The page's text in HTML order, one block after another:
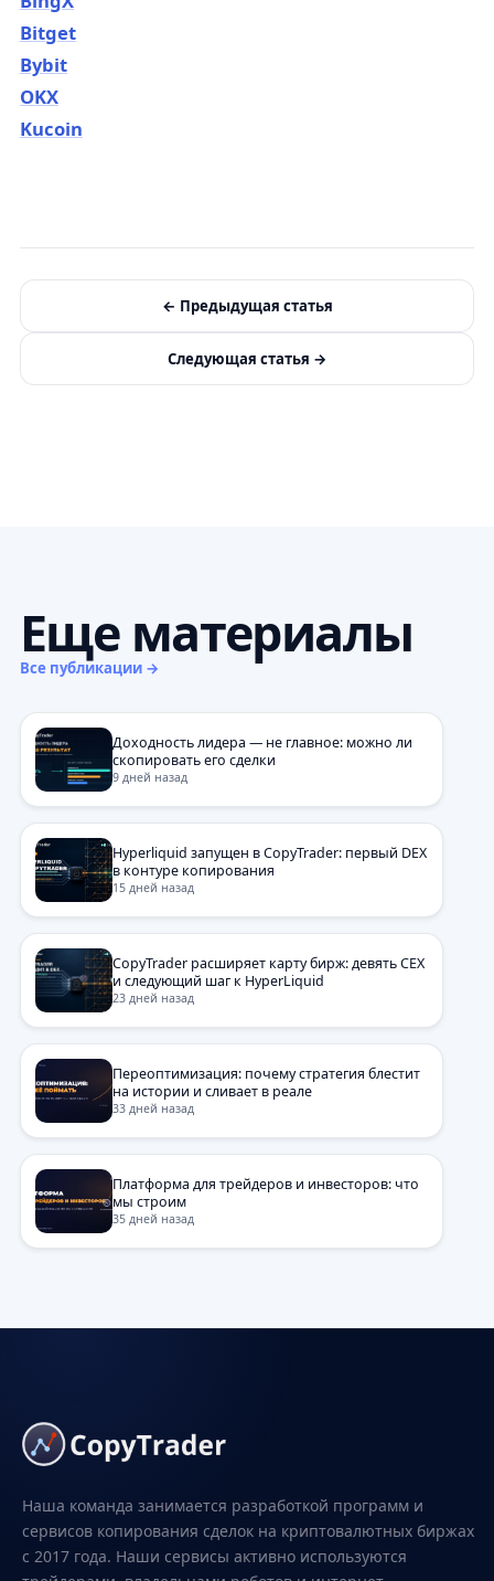
Bitget
Bybit
OKX
Kucoin
← Предыдущая статья
Следующая статья →
Еще материалы
Все публикации →
Доходность лидера — не главное: можно ли
скопировать его сделки
9 дней назад
Hyperliquid запущен в CopyTrader: первый DEX
в контуре копирования
15 дней назад
CopyTrader расширяет карту бирж: девять CEX
и следующий шаг к HyperLiquid
23 дней назад
Переоптимизация: почему стратегия блестит
на истории и сливает в реале
33 дней назад
Платформа для трейдеров и инвесторов: что
мы строим
35 дней назад
Наша команда занимается разработкой программ и
сервисов копирования сделок на криптовалютных биржах
с 2017 года. Наши сервисы активно используются